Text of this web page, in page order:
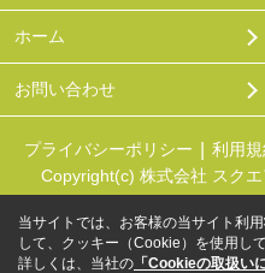
ホーム
お問い合わせ
プライバシーポリシー 利用規
Copyright(c) 株式会社 スク
当サイトでは、お客様の当サイト利
して、クッキー（Cookie）を使用して
詳しくは、当社の 「Cookieの取扱い